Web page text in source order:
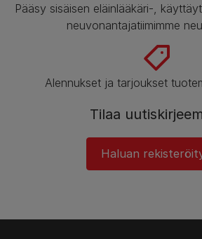
Pääsy sisäisen eläinlääkäri-,
neuvonantajatiimimme
Alennukset ja tarjoukset
Tilaa
Haluan